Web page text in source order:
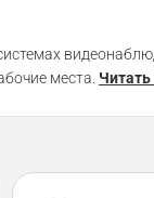
места.